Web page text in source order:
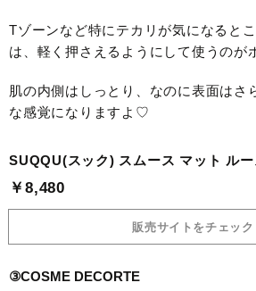
Tゾーンなど特にテカリが気になると
は、軽く押さえるようにして使うのが
肌の内側はしっとり、なのに表面はさ
な感覚になりますよ♡
SUQQU(スック) スムース マット ル
￥8,480
販売サイトをチェック
③COSME DECORTE